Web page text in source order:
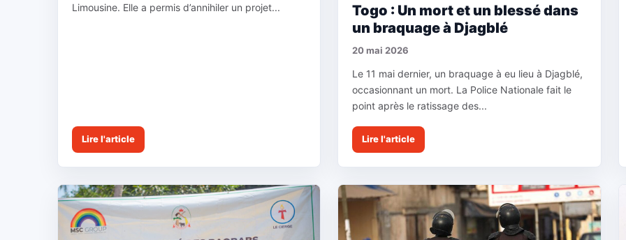
Limousine. Elle a permis d’annihiler un projet...
Lire l'article
Togo : Un mort et un blessé dans
un braquage à Djagblé
20 mai 2026
Le 11 mai dernier, un braquage à eu lieu à Djagblé,
occasionnant un mort. La Police Nationale fait le
point après le ratissage des...
Lire l'article